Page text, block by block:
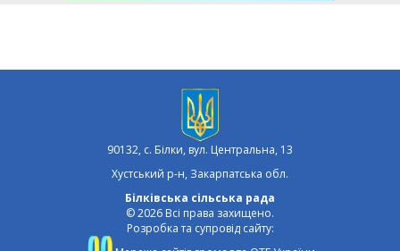
90132, с. Білки, вул. Центральна, 13
Хустський р-н, Закарпатська обл.
Білківська сільська рада
© 2026 Всі права захищено.
Розробка та супровід сайту: